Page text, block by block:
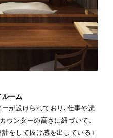
ルーム
が設けられており、仕事や読
ウンターの高さに紐づいて、
をして抜け感を出している」